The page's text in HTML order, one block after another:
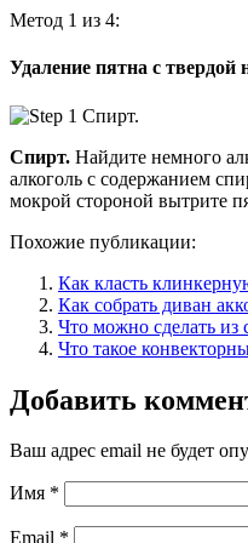
Метод 1 из 4:
Удаление пятна с твердой
Спирт. Найдите немного
алкоголь с содержанием
мокрой стороной вытрите
Похожие публикации:
Как класть
Как собрать диван
Что можно сделать из
Что такое
Добавить
Ваш адрес email не будет
Имя *
Email *